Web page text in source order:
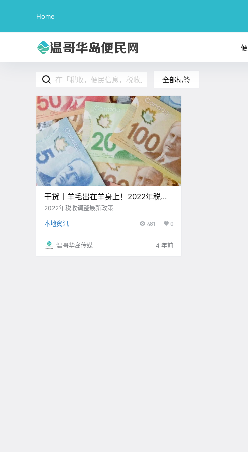
Home
全部标签
干货｜羊毛出在羊身上！2022年税收
调整，富豪们要注意啦！！
2022年税收调整最新政策
本地资讯 481 0
温哥华岛传媒 4 年前